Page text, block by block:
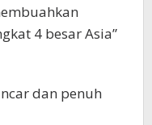
4 besar Asia”
dan penuh